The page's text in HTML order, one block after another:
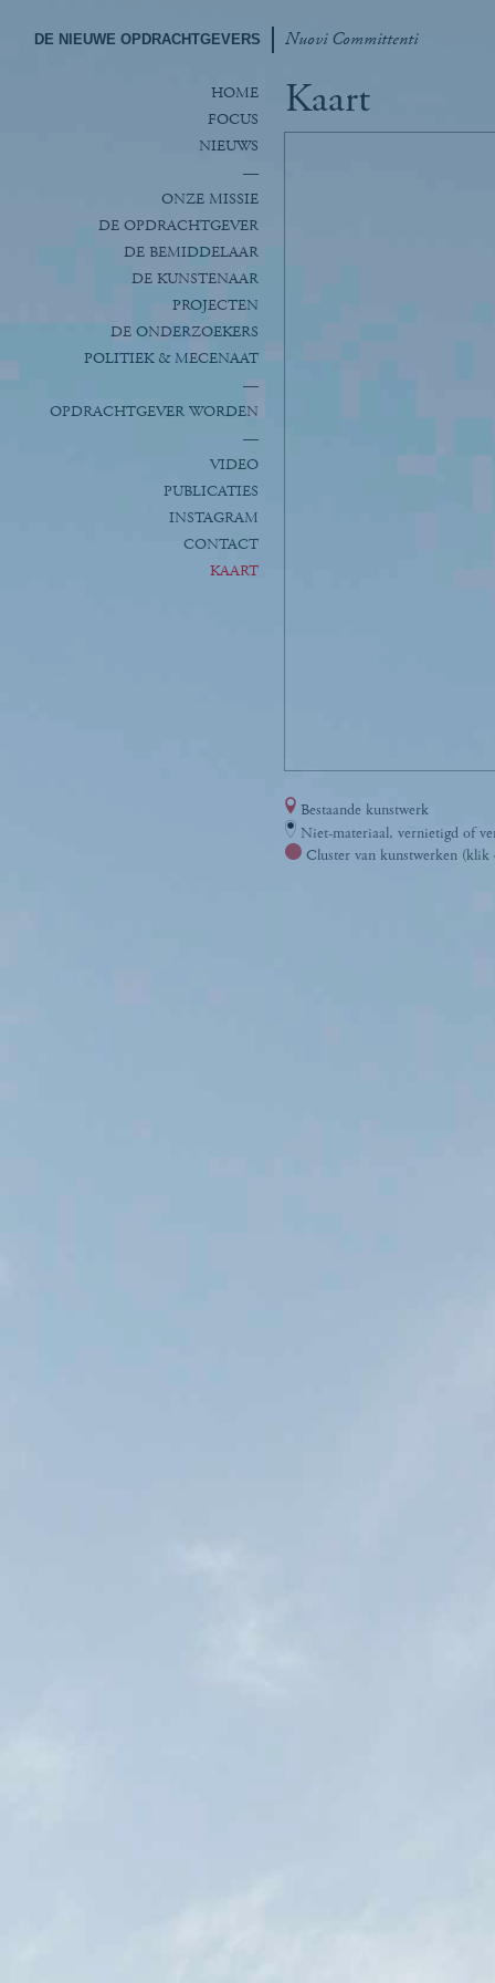
DE NIEUWE OPDRACHTGEVERS Nuovi Committenti
HOME
FOCUS
NIEUWS
—
ONZE MISSIE
DE OPDRACHTGEVER
DE BEMIDDELAAR
DE KUNSTENAAR
PROJECTEN
DE ONDERZOEKERS
POLITIEK & MECENAAT
—
OPDRACHTGEVER WORDEN
—
VIDEO
PUBLICATIES
INSTAGRAM
CONTACT
KAART
Kaart
Bestaande kunstwerk
Niet-materiaal, vernietigd of
Cluster van kunstwerken (klik